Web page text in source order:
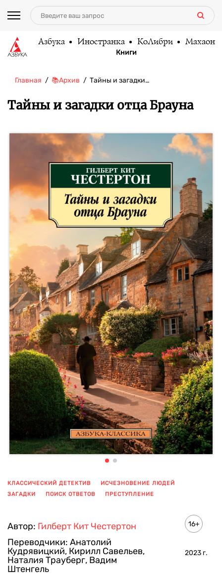
Азбука Иностранка КоЛибри Махаон
Книги
Главная 📚Архив Тайны и загадки…
Тайны и загадки отца Брауна
КЛАССИЧЕСКИЙ ДЕТЕКТИВ
ИСЧЕЗНОВЕНИЕ ЛЮДЕЙ
ЗАГАДКИ
ПОИСК ОТВЕТОВ ПРЕСТУПЛЕНИЕ
Автор: Гилберт Кит Честертон
Переводчики: Анатолий
Кудрявицкий, Кирилл Савельев,
Наталия Трауберг, Вадим
Штенгель
16+
2023 г.